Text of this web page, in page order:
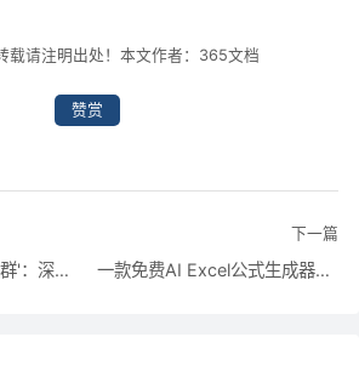
载请注明出处！本文作者：365文档
赞赏
从'单体智能'到'协作集群'：深度解析 Kimi K2.6 如何引领 AI 生产力范式变革
下一篇
一款免费AI Excel公式生成器-FormulaEase